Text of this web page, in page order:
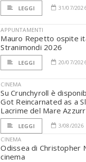
LEGGI 31/07/
APPUNTAMENTI
Mauro Repetto ospite
Stranimondi 2026
LEGGI 20/07/
CINEMA
Su Crunchyroll è
Got Reincarnated as a
Lacrime del Mare
LEGGI
3/08/2026
CINEMA
Odissea di Christopher
cinema